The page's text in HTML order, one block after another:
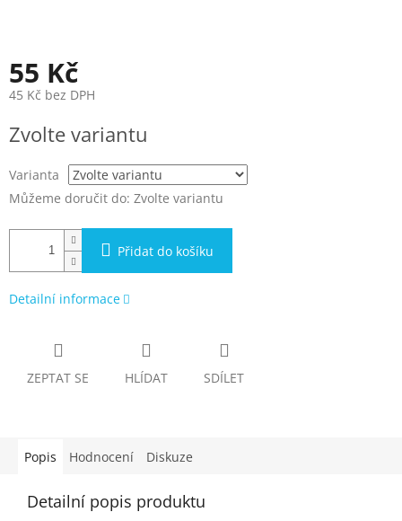
55 Kč
45 Kč bez DPH
cena:
Zvolte variantu
Varianta
Můžeme doručit do: Zvolte variantu
Přidat do košíku
Detailní informace
ZEPTAT SE HLÍDAT SDÍLET
Popis Hodnocení Diskuze
Detailní popis produktu